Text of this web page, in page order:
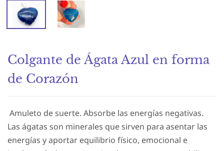
Colgante de Ágata Azul en forma
de Corazón
Amuleto de suerte. Absorbe las energías negativas.
Las ágatas son minerales que sirven para asentar las
energías y aportar equilibrio físico, emocional e